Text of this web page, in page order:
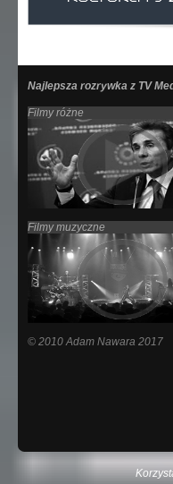
Najlepsza rozrywka z TV
Filmy różne
Filmy muzyczne
© 2010 Adam Nawara 2017